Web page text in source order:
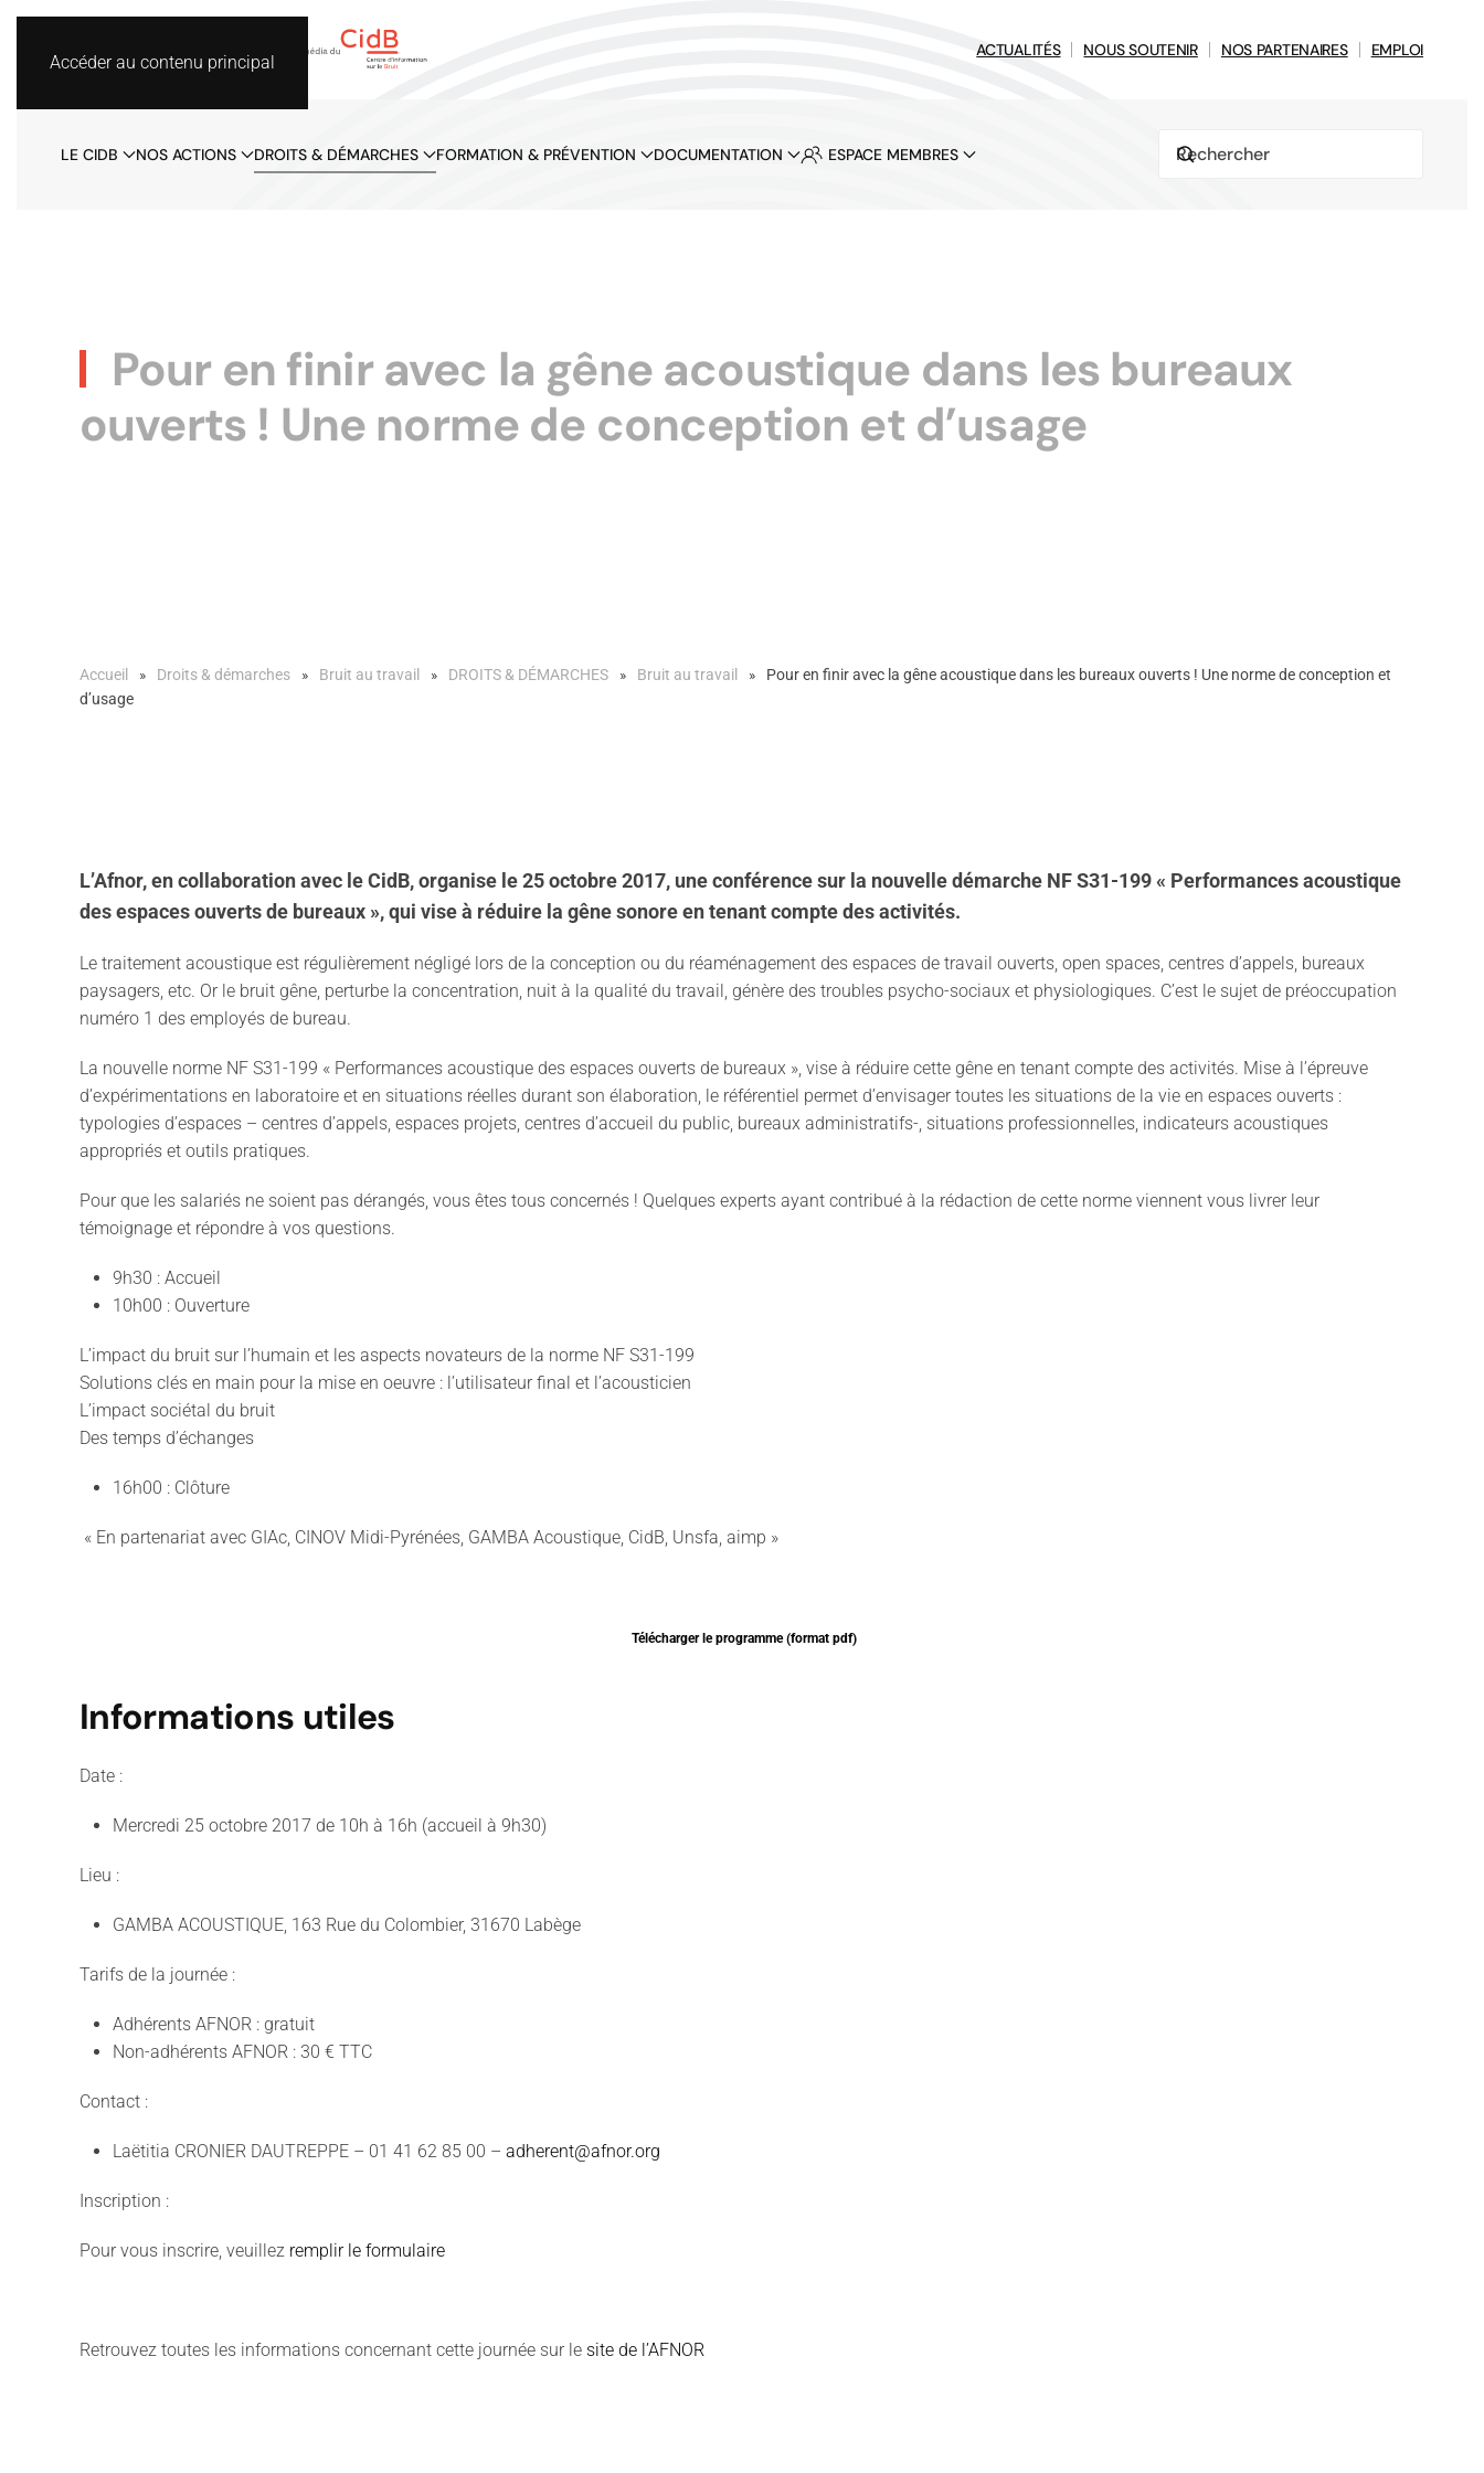
Accéder au contenu principal
ACTUALITÉS NOUS SOUTENIR NOS PARTENAIRES EMPLOI
LE CIDB NOS ACTIONS DROITS & DÉMARCHES FORMATION & PRÉVENTION DOCUMENTATION ESPACE MEMBRES
Pour en finir avec la gêne acoustique dans les bureaux
ouverts ! Une norme de conception et d’usage
Accueil Droits & démarches Bruit au travail DROITS & DÉMARCHES Bruit au travail
Pour en finir avec la gêne acoustique dans les bureaux ouverts ! Une norme de conception et
d’usage
L’Afnor, en collaboration avec le CidB, organise le 25 octobre 2017, une conférence sur la nouvelle démarche NF S31-199 « Performances acoustique
des espaces ouverts de bureaux », qui vise à réduire la gêne sonore en tenant compte des activités.
Le traitement acoustique est régulièrement négligé lors de la conception ou du réaménagement des espaces de travail ouverts, open spaces, centres d’appels, bureaux
paysagers, etc. Or le bruit gêne, perturbe la concentration, nuit à la qualité du travail, génère des troubles psycho-sociaux et physiologiques. C’est le sujet de préoccupation
numéro 1 des employés de bureau.
La nouvelle norme NF S31-199 « Performances acoustique des espaces ouverts de bureaux », vise à réduire cette gêne en tenant compte des activités. Mise à l’épreuve
d’expérimentations en laboratoire et en situations réelles durant son élaboration, le référentiel permet d’envisager toutes les situations de la vie en espaces ouverts :
typologies d’espaces – centres d’appels, espaces projets, centres d’accueil du public, bureaux administratifs-, situations professionnelles, indicateurs acoustiques
appropriés et outils pratiques.
Pour que les salariés ne soient pas dérangés, vous êtes tous concernés ! Quelques experts ayant contribué à la rédaction de cette norme viennent vous livrer leur
témoignage et répondre à vos questions.
9h30 : Accueil
10h00 : Ouverture
L’impact du bruit sur l’humain et les aspects novateurs de la norme NF S31-199
Solutions clés en main pour la mise en oeuvre : l’utilisateur final et l’acousticien
L’impact sociétal du bruit
Des temps d’échanges
16h00 : Clôture
« En partenariat avec GIAc, CINOV Midi-Pyrénées, GAMBA Acoustique, CidB, Unsfa, aimp »
Télécharger le programme (format pdf)
Informations utiles
Date :
Mercredi 25 octobre 2017 de 10h à 16h (accueil à 9h30)
Lieu :
GAMBA ACOUSTIQUE, 163 Rue du Colombier, 31670 Labège
Tarifs de la journée :
Adhérents AFNOR : gratuit
Non-adhérents AFNOR : 30 € TTC
Contact :
Laëtitia CRONIER DAUTREPPE – 01 41 62 85 00 – adherent@afnor.org
Inscription :
Pour vous inscrire, veuillez remplir le formulaire
Retrouvez toutes les informations concernant cette journée sur le site de l’AFNOR